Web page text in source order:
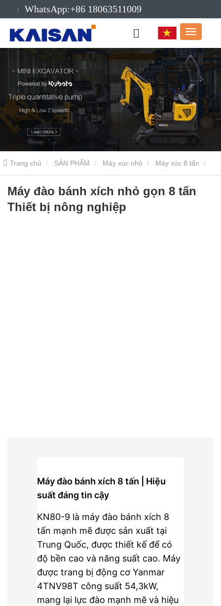
WhatsApp:+86 18063511009
E-mail:info@kaisanmachinery.com
Trang chủ SẢN PHẨM Máy xúc nhỏ Máy xúc 8 tấn
Máy đào bánh xích nhỏ gọn 8 tấn Thiết bị nông nghiệp
Máy đào bánh xích nhỏ gọn 8 tấn
Thiết bị nông nghiệp
Máy đào bánh xích 8 tấn | Hiệu
suất đáng tin cậy
KN80-9 là máy đào bánh xích 8
tấn mạnh mẽ được sản xuất tại
Trung Quốc, được thiết kế để có
độ bền cao và năng suất cao. Máy
được trang bị động cơ Yanmar
4TNV98T công suất 54,3kW,
mang lại lực đào mạnh mẽ và hiệu